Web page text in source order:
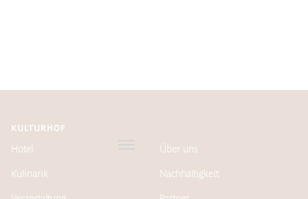
KULTURHOF
Hotel
Kulinarik
Über uns
Nachhaltigkeit